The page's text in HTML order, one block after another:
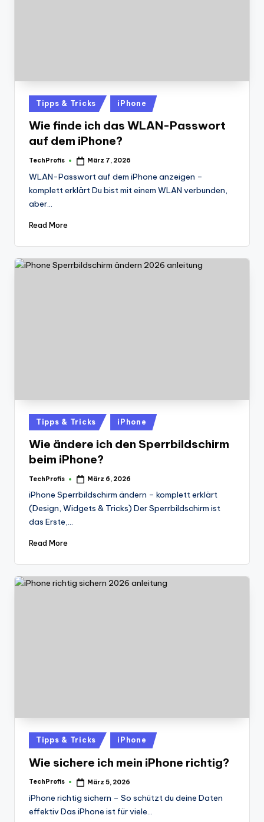
Posted
in
Tipps & Tricks iPhone
Wie finde ich das WLAN-Passwort
auf dem iPhone?
Posted
TechProfis März 7, 2026
WLAN-Passwort auf dem iPhone anzeigen –
komplett erklärt Du bist mit einem WLAN verbunden,
aber…
Read More
Posted
in
Tipps & Tricks iPhone
Wie ändere ich den Sperrbildschirm
beim iPhone?
Posted
TechProfis März 6, 2026
iPhone Sperrbildschirm ändern – komplett erklärt
(Design, Widgets & Tricks) Der Sperrbildschirm ist
das Erste,…
Read More
Posted
in
Tipps & Tricks iPhone
Wie sichere ich mein iPhone richtig?
Posted
TechProfis März 5, 2026
iPhone richtig sichern – So schützt du deine Daten
effektiv Das iPhone ist für viele…